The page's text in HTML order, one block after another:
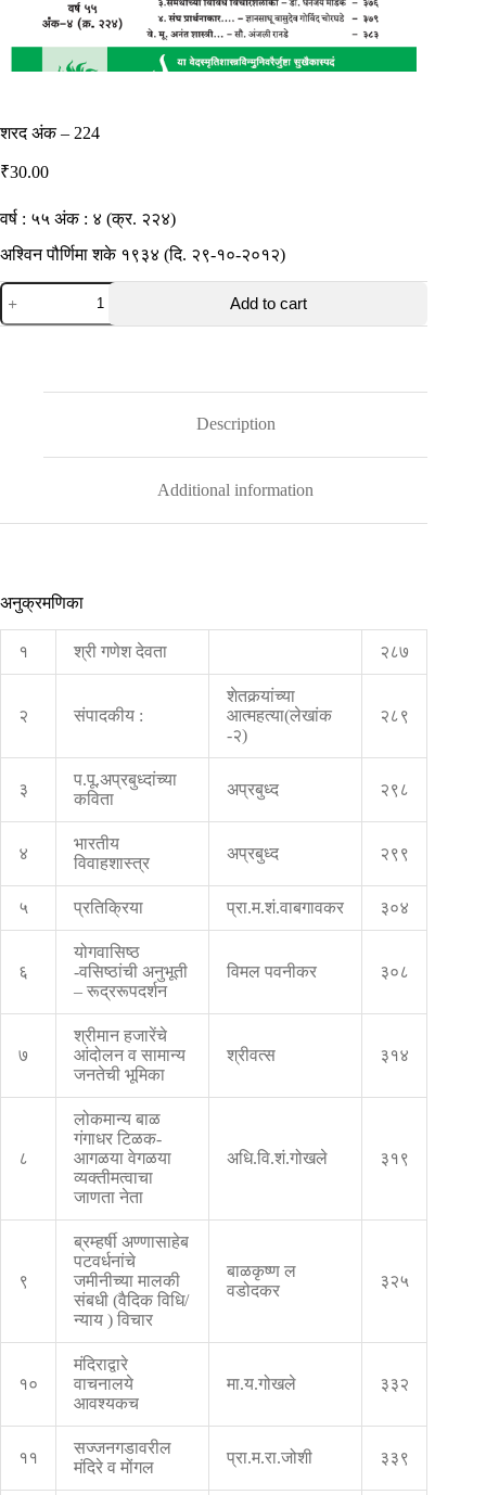
शरद अंक – 224
₹30.00
वर्ष : ५५ अंक : ४ (क्र. २२४)
अश्विन पौर्णिमा शके १९३४ (दि. २९-१०-२०१२)
शरद
अंक
-
Add to cart
Description
Additional information
अनुक्रमणिका
१ श्री गणेश देवता २८७
२ संपादकीय :
शेतकर्‍यांच्या
आत्महत्या(लेखांक
-२)
२८९
३
प.पू.अप्रबुध्दांच्या
कविता
अप्रबुध्द २९८
४
भारतीय
विवाहशास्त्र
अप्रबुध्द २९९
५ प्रतिक्रिया प्रा.म.शं.वाबगावकर ३०४
६
योगवासिष्ठ
-वसिष्ठांची अनुभूती
– रूद्ररूपदर्शन
विमल पवनीकर ३०८
७
श्रीमान हजारेंचे
आंदोलन व सामान्य
जनतेची भूमिका
श्रीवत्स ३१४
८
लोकमान्य बाळ
गंगाधर टिळक-
आगळया वेगळया
व्यक्तीमत्वाचा
जाणता नेता
अधि.वि.शं.गोखले ३१९
९
ब्रम्हर्षी अण्णासाहेब
पटवर्धनांचे
जमीनीच्या मालकी
संबधी (वैदिक विधि/
न्याय ) विचार
बाळकृष्ण ल
वडोदकर
३२५
१०
मंदिराद्वारे
वाचनालये
आवश्यकच
मा.य.गोखले ३३२
११
सज्जनगडावरील
मंदिरे व मोंगल
प्रा.म.रा.जोशी ३३९